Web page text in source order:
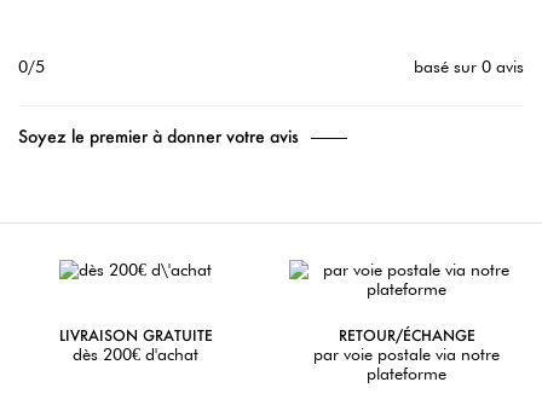
0/5 basé sur 0 avis
Soyez le premier à donner votre avis
LIVRAISON GRATUITE
dès 200€ d'achat
RETOUR/ÉCHANGE
par voie postale via notre
plateforme